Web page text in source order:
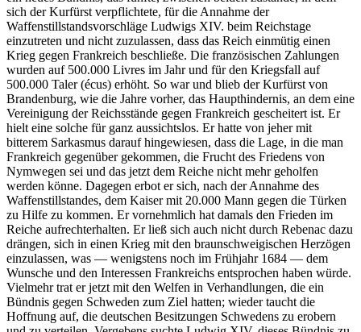
sich der Kurfürst verpflichtete, für die Annahme der
Waffenstillstandsvorschläge Ludwigs XIV. beim Reichstage
einzutreten und nicht zuzulassen, dass das Reich einmütig einen
Krieg gegen Frankreich beschließe. Die französischen Zahlungen
wurden auf 500.000 Livres im Jahr und für den Kriegsfall auf
500.000 Taler (écus) erhöht. So war und blieb der Kurfürst von
Brandenburg, wie die Jahre vorher, das Haupthindernis, an dem eine
Vereinigung der Reichsstände gegen Frankreich gescheitert ist. Er
hielt eine solche für ganz aussichtslos. Er hatte von jeher mit
bitterem Sarkasmus darauf hingewiesen, dass die Lage, in die man
Frankreich gegenüber gekommen, die Frucht des Friedens von
Nymwegen sei und das jetzt dem Reiche nicht mehr geholfen
werden könne. Dagegen erbot er sich, nach der Annahme des
Waffenstillstandes, dem Kaiser mit 20.000 Mann gegen die Türken
zu Hilfe zu kommen. Er vornehmlich hat damals den Frieden im
Reiche aufrechterhalten. Er ließ sich auch nicht durch Rebenac dazu
drängen, sich in einen Krieg mit den braunschweigischen Herzögen
einzulassen, was — wenigstens noch im Frühjahr 1684 — dem
Wunsche und den Interessen Frankreichs entsprochen haben würde.
Vielmehr trat er jetzt mit den Welfen in Verhandlungen, die ein
Bündnis gegen Schweden zum Ziel hatten; wieder taucht die
Hoffnung auf, die deutschen Besitzungen Schwedens zu erobern